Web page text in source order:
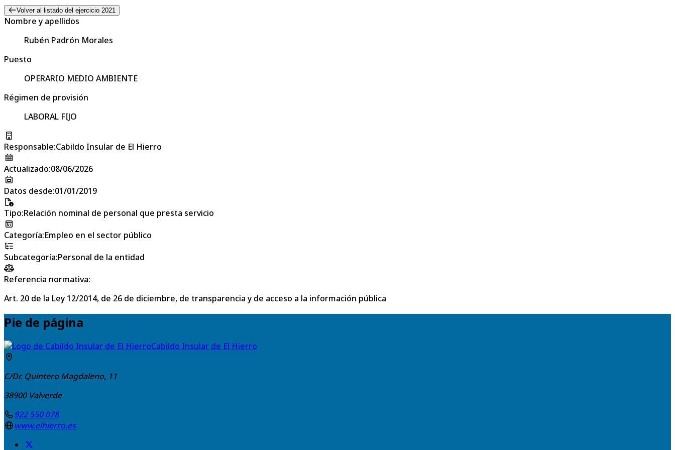
Volver al listado del ejercicio 2021
Nombre y apellidos
Rubén Padrón Morales
Puesto
OPERARIO MEDIO AMBIENTE
Régimen de provisión
LABORAL FIJO
Responsable:Cabildo Insular de El Hierro
Actualizado:08/06/2026
Datos desde:01/01/2019
Tipo:Relación nominal de personal que presta servicio
Categoría:Empleo en el sector público
Subcategoría:Personal de la entidad
Referencia normativa:
Art. 20 de la Ley 12/2014, de 26 de diciembre, de transparencia y de acceso a la información pública
Pie de página
Cabildo Insular de El Hierro
C/Dr. Quintero Magdaleno, 11
38900 Valverde
922 550 078
www.elhierro.es